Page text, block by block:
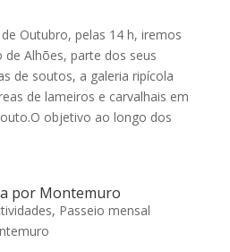
Outubro, pelas 14 h, iremos
Alhões, parte dos seus
de soutos, a galeria ripícola
de lameiros e carvalhais em
objetivo ao longo dos
por Montemuro
, Passeio mensal